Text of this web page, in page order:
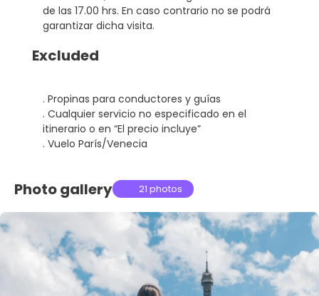
de las 17.00 hrs. En caso contrario no se podrá
garantizar dicha visita.
Excluded
. Propinas para conductores y guías
. Cualquier servicio no especificado en el
itinerario o en “El precio incluye”
. Vuelo París/Venecia
Photo gallery 21 photos